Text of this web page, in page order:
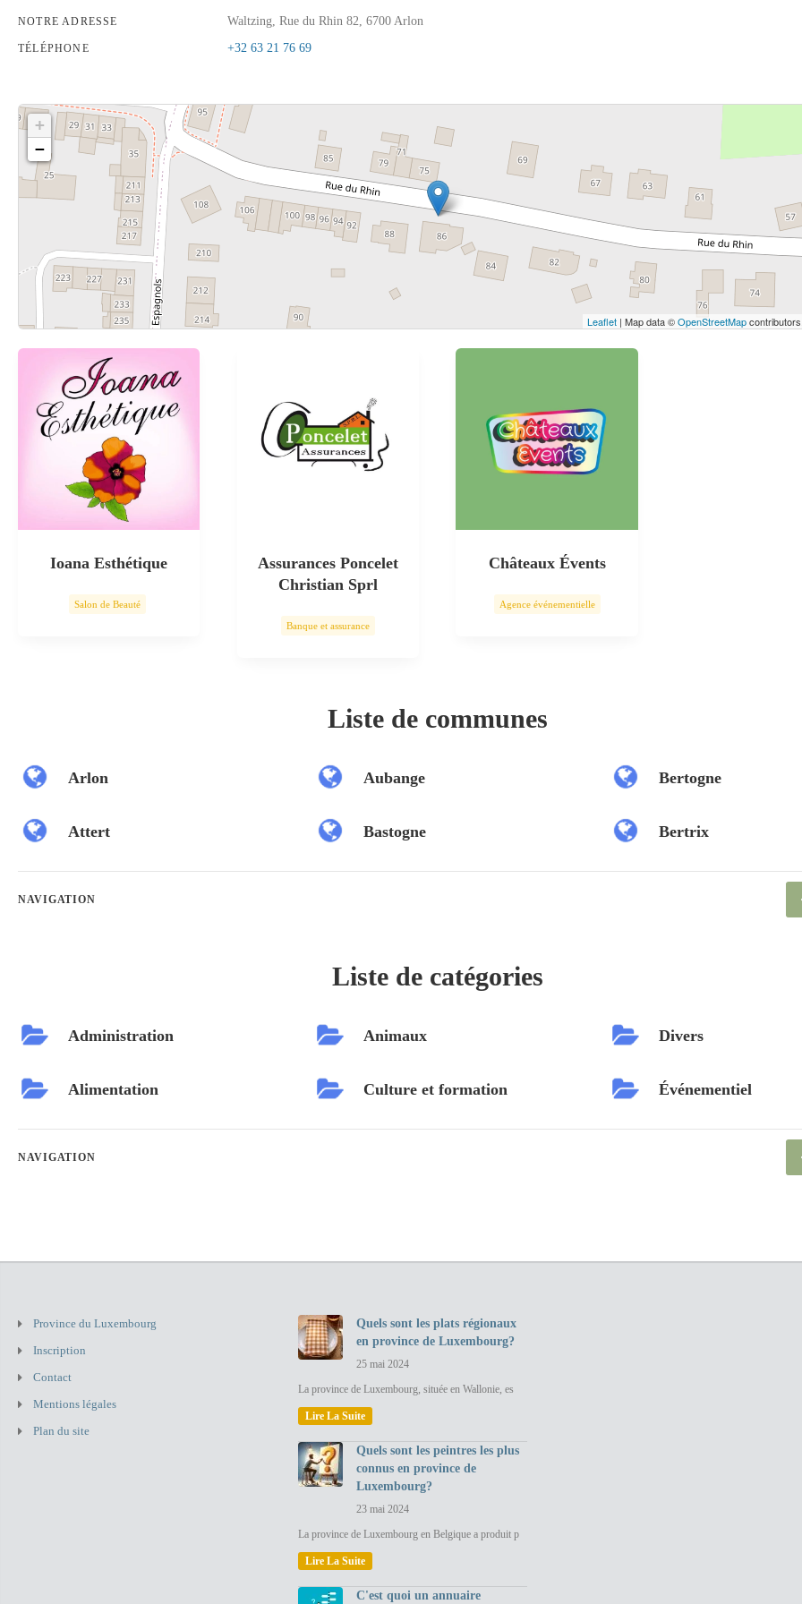
NOTRE ADRESSE Waltzing, Rue du Rhin 82, 6700 Arlon
TÉLÉPHONE +32 63 21 76 69
Cliquez sur le bouton pour afficher la carte.
Voir la carte
+
−
Leaflet| Map data ©OpenStreetMapcontributors,
Ioana Esthétique
Salon de Beauté
Assurances Poncelet
Christian Sprl
Banque et assurance
Châteaux Évents
Agence événementielle
Liste de communes
Arlon
Attert
Aubange
Bastogne
Bertogne
Bertrix
NAVIGATION
Liste de catégories
Administration
Alimentation
Animaux
Culture et formation
Divers
Événementiel
NAVIGATION
Province du Luxembourg
Inscription
Contact
Mentions légales
Plan du site
Quels sont les plats régionaux
en province de Luxembourg?
25 mai 2024
La province de Luxembourg, située en Wallonie, es
Lire La Suite
Quels sont les peintres les plus
connus en province de
Luxembourg?
23 mai 2024
La province de Luxembourg en Belgique a produit p
Lire La Suite
C'est quoi un annuaire